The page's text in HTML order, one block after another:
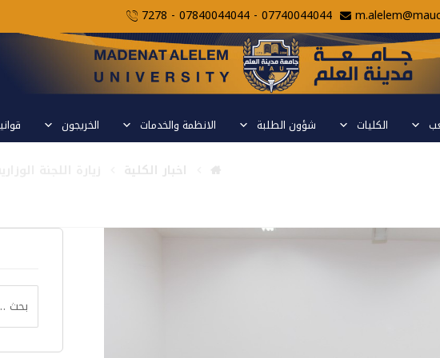
07740044044 - 07840044044 - 7278
الكليات شؤون الطلبة الانظمة والخدمات الخريجون